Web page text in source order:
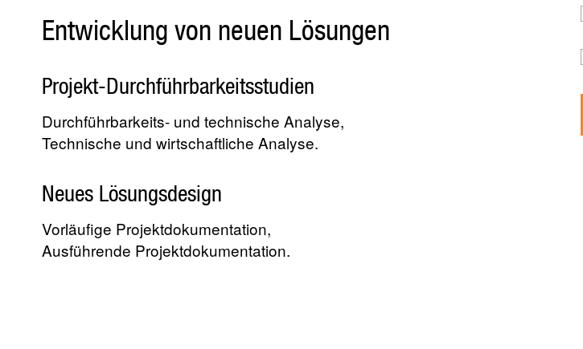
Entwicklung von neuen Lösungen
Projekt-Durchführbarkeitsstudien
Durchführbarkeits- und technische Analyse,
Technische und wirtschaftliche Analyse.
Neues Lösungsdesign
Vorläufige Projektdokumentation,
Ausführende Projektdokumentation.